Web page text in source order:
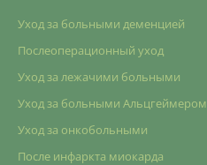
Уход за больными деменцией
Послеоперационный уход
Уход за лежачими больными
Уход за больными Альцгеймером
Уход за онкобольными
После инфаркта миокарда